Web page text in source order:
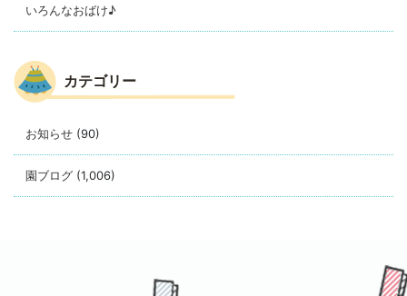
いろんなおばけ♪
カテゴリー
お知らせ (90)
園ブログ (1,006)